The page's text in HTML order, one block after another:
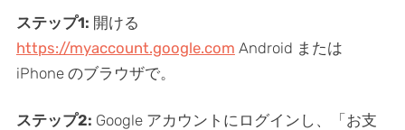
ステップ1: 開ける
https://myaccount.google.com Android または
iPhone のブラウザで。
ステップ2: Google アカウントにログインし、「お支